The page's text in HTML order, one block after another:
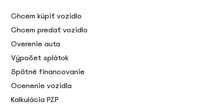
Chcem kúpiť vozidlo
Chcem predať vozidlo
Overenie auta
Výpočet splátok
Spätné financovanie
Ocenenie vozidla
Kalkulácia PZP